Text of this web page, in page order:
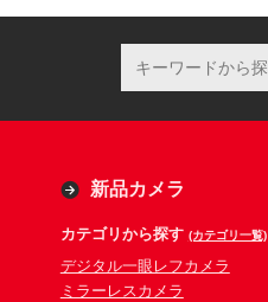
新品カメラ
カテゴリから探す (カテゴリ一覧)
デジタル一眼レフカメラ
ミラーレスカメラ